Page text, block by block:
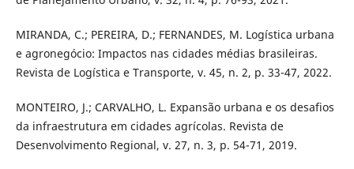
MIRANDA, C.; PEREIRA, D.; FERNANDES, M. Logística urbana
e agronegócio: Impactos nas cidades médias brasileiras.
Revista de Logística e Transporte, v. 45, n. 2, p. 33-47, 2022.
MONTEIRO, J.; CARVALHO, L. Expansão urbana e os desafios
da infraestrutura em cidades agrícolas. Revista de
Desenvolvimento Regional, v. 27, n. 3, p. 54-71, 2019.